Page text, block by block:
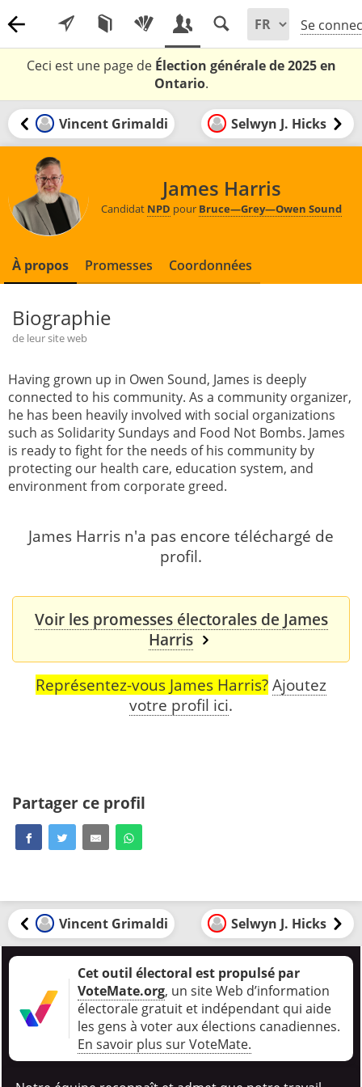
Se
Ceci est une page de Élection générale de 2025 en
Ontario.
Vincent Grimaldi Selwyn J. Hicks
James Harris
Candidat NPD pour Bruce—Grey—Owen Sound
À propos Promesses Coordonnées
Biographie
de leur site web
Having grown up in Owen Sound, James is deeply
connected to his community. As a community organizer,
he has been heavily involved with social organizations
such as Solidarity Sundays and Food Not Bombs. James
is ready to fight for the needs of his community by
protecting our health care, education system, and
environment from corporate greed.
James Harris n'a pas encore téléchargé de
profil.
Voir les promesses électorales de James
Harris
Représentez-vous James Harris? Ajoutez
votre profil ici.
Partager ce profil
Vincent Grimaldi Selwyn J. Hicks
Cet outil électoral est propulsé par
VoteMate.org, un site Web d’information
électorale gratuit et indépendant qui aide
les gens à voter aux élections canadiennes.
En savoir plus sur VoteMate.